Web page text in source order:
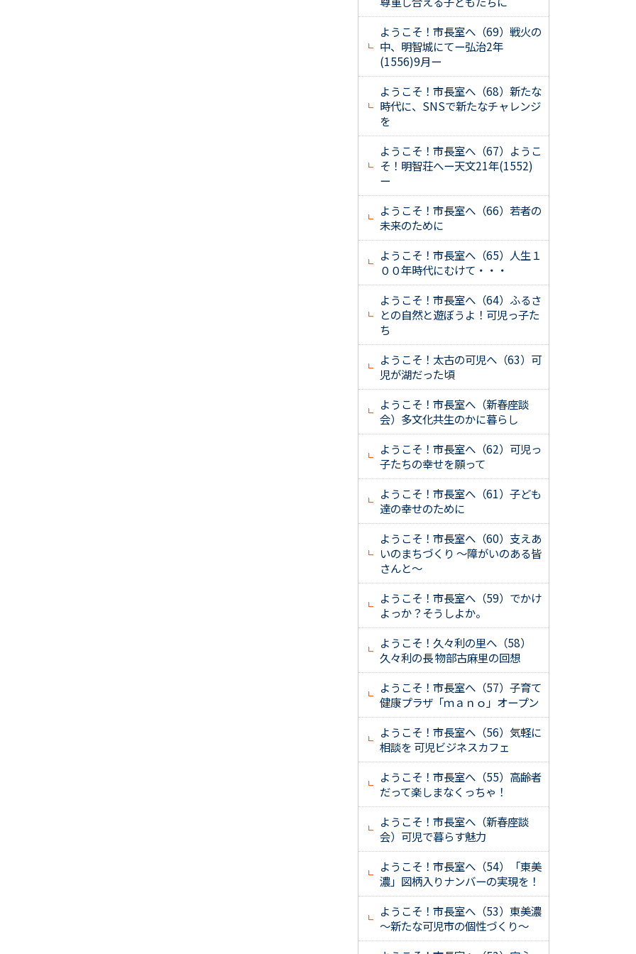
ようこそ！市長室へ（69）戦火の
中、明智城にてー弘治2年
(1556)9月ー
ようこそ！市長室へ（68）新たな
時代に、SNSで新たなチャレンジ
を
ようこそ！市長室へ（67）ようこ
そ！明智荘へー天文21年(1552)
ー
ようこそ！市長室へ（66）若者の
未来のために
ようこそ！市長室へ（65）人生１
００年時代にむけて・・・
ようこそ！市長室へ（64）ふるさ
との自然と遊ぼうよ！可児っ子た
ち
ようこそ！太古の可児へ（63）可
児が湖だった頃
ようこそ！市長室へ（新春座談
会）多文化共生のかに暮らし
ようこそ！市長室へ（62）可児っ
子たちの幸せを願って
ようこそ！市長室へ（61）子ども
達の幸せのために
ようこそ！市長室へ（60）支えあ
いのまちづくり ～障がいのある皆
さんと～
ようこそ！市長室へ（59）でかけ
よっか？そうしよか。
ようこそ！久々利の里へ（58）
久々利の長 物部古麻里の回想
ようこそ！市長室へ（57）子育て
健康プラザ「ｍａｎｏ」オープン
ようこそ！市長室へ（56）気軽に
相談を 可児ビジネスカフェ
ようこそ！市長室へ（55）高齢者
だって楽しまなくっちゃ！
ようこそ！市長室へ（新春座談
会）可児で暮らす魅力
ようこそ！市長室へ（54）「東美
濃」図柄入りナンバーの実現を！
ようこそ！市長室へ（53）東美濃
～新たな可児市の個性づくり～